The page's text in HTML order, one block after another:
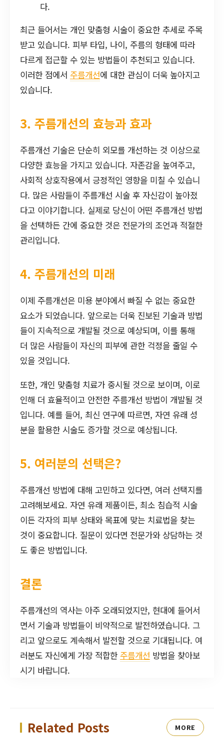
다.
최근 들어서는 개인 맞춤형 시술이 중요한 추세로 주목
받고 있습니다. 피부 타입, 나이, 주름의 형태에 따라
다르게 접근할 수 있는 방법들이 추천되고 있습니다.
이러한 점에서 주름개선에 대한 관심이 더욱 높아지고
있습니다.
3. 주름개선의 효능과 효과
주름개선 기술은 단순히 외모를 개선하는 것 이상으로
다양한 효능을 가지고 있습니다. 자존감을 높여주고,
사회적 상호작용에서 긍정적인 영향을 미칠 수 있습니
다. 많은 사람들이 주름개선 시술 후 자신감이 높아졌
다고 이야기합니다. 실제로 당신이 어떤 주름개선 방법
을 선택하든 간에 중요한 것은 전문가의 조언과 적절한
관리입니다.
4. 주름개선의 미래
이제 주름개선은 미용 분야에서 빠질 수 없는 중요한
요소가 되었습니다. 앞으로는 더욱 진보된 기술과 방법
들이 지속적으로 개발될 것으로 예상되며, 이를 통해
더 많은 사람들이 자신의 피부에 관한 걱정을 줄일 수
있을 것입니다.
또한, 개인 맞춤형 치료가 중시될 것으로 보이며, 이로
인해 더 효율적이고 안전한 주름개선 방법이 개발될 것
입니다. 예를 들어, 최신 연구에 따르면, 자연 유래 성
분을 활용한 시술도 증가할 것으로 예상됩니다.
5. 여러분의 선택은?
주름개선 방법에 대해 고민하고 있다면, 여러 선택지를
고려해보세요. 자연 유래 제품이든, 최소 침습적 시술
이든 각자의 피부 상태와 목표에 맞는 치료법을 찾는
것이 중요합니다. 질문이 있다면 전문가와 상담하는 것
도 좋은 방법입니다.
결론
주름개선의 역사는 아주 오래되었지만, 현대에 들어서
면서 기술과 방법들이 비약적으로 발전하였습니다. 그
리고 앞으로도 계속해서 발전할 것으로 기대됩니다. 여
러분도 자신에게 가장 적합한 주름개선 방법을 찾아보
시기 바랍니다.
Related Posts MORE